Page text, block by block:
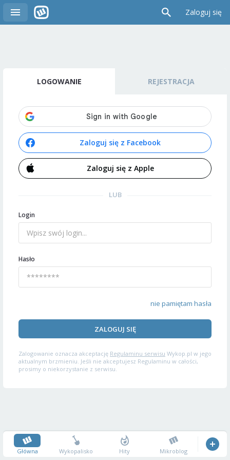
Zaloguj się
LOGOWANIE REJESTRACJA
Zaloguj się z Facebook
Zaloguj się z Apple
LUB
Login
Hasło
nie pamiętam hasła
ZALOGUJ SIĘ
Zalogowanie oznacza akceptację Regulaminu serwisu Wykop.pl w jego
aktualnym brzmieniu. Jeśli nie akceptujesz Regulaminu w całości,
prosimy o niekorzystanie z serwisu.
Główna Wykopalisko Hity Mikroblog